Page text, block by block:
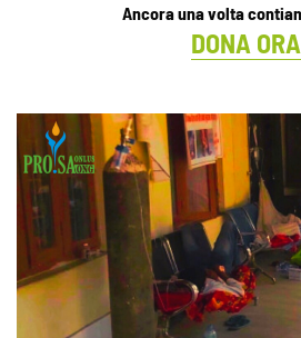
Ancora una volta
DONA ORA